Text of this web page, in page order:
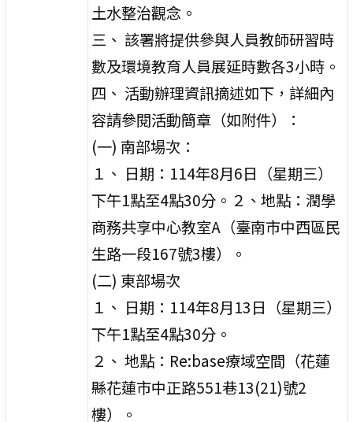
土水整治觀念。
三、 該署將提供參與人員教師研習時
數及環境教育人員展延時數各3小時。
四、 活動辦理資訊摘述如下，詳細內
容請參閱活動簡章（如附件）：
(一) 南部場次：
１、 日期：114年8月6日（星期三）
下午1點至4點30分。２、地點：潤學
商務共享中心教室A（臺南市中西區民
生路一段167號3樓）。
(二) 東部場次
１、 日期：114年8月13日（星期三）
下午1點至4點30分。
２、 地點：Re:base療域空間（花蓮
縣花蓮市中正路551巷13(21)號2
樓）。